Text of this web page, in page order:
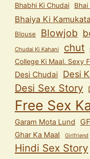
Bhabhi Ki Chudai
Bhaiya Ki Kamukata
Blouse Blowjob
Chudai Ki Kahani chut
College Ki Maal. Sexy
Desi Chudai Desi
Desi Sex Story
Free Sex
Garam Mota Lund
Ghar Ka Maal Girlfriend
Hindi Sex Story